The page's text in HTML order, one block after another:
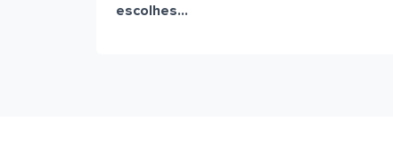
escolhes...